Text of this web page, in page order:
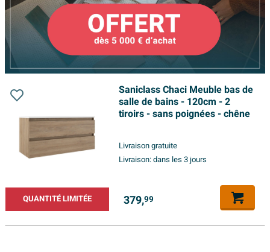
QUANTITÉ LIMITÉE
Saniclass Chaci Meuble bas de
salle de bains - 120cm - 2
tiroirs - sans poignées - chêne
Livraison gratuite
Livraison:dans les 3 jours
379,99